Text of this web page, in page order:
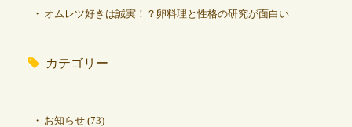
オムレツ好きは誠実！？卵料理と性格の研究が面白い
カテゴリー
お知らせ(73)